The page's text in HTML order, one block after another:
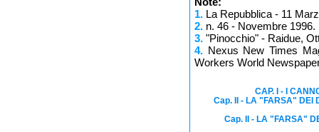
1. La Repubblica - 11
2. n. 46 - Novembre 1996.
3. "Pinocchio" - Raidue,
4. Nexus New Times
Workers World
CAP. I - I
Cap. II - LA "FARSA" DEI
Cap. II - LA "FARSA"